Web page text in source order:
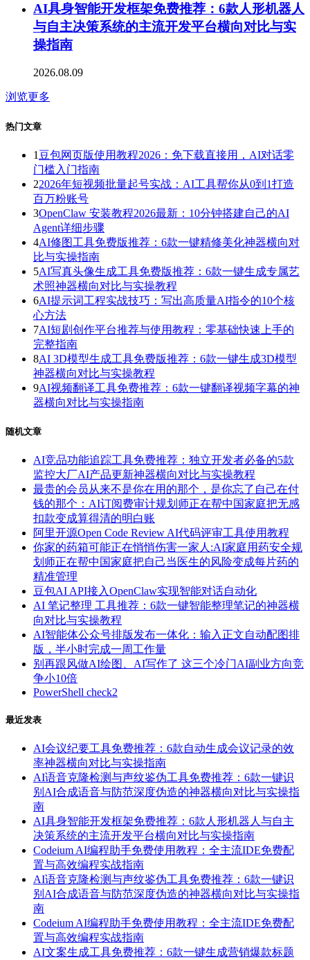
AI具身智能开发框架免费推荐：6款人形机器人
与自主决策系统的主流开发平台横向对比与实
操指南
2026.08.09
浏览更多
热门文章
1 豆包网页版使用教程2026：免下载直接用，AI对话零
门槛入门指南
22026年短视频批量起号实战：AI工具帮你从0到1打造
百万粉账号
3OpenClaw 安装教程2026最新：10分钟搭建自己的AI
Agent详细步骤
4AI修图工具免费版推荐：6款一键精修美化神器横向对
比与实操指南
5AI写真头像生成工具免费版推荐：6款一键生成专属艺
术照神器横向对比与实操教程
6AI提示词工程实战技巧：写出高质量AI指令的10个核
心方法
7AI短剧创作平台推荐与使用教程：零基础快速上手的
完整指南
8AI 3D模型生成工具免费版推荐：6款一键生成3D模型
神器横向对比与实操教程
9AI视频翻译工具免费推荐：6款一键翻译视频字幕的神
器横向对比与实操指南
随机文章
AI竞品功能追踪工具免费推荐：独立开发者必备的5款
监控大厂AI产品更新神器横向对比与实操教程
最贵的会员从来不是你在用的那个，是你忘了自己在付
钱的那个：AI订阅费审计规划师正在帮中国家庭把无感
扣款变成算得清的明白账
阿里开源Open Code Review AI代码评审工具使用教程
你家的药箱可能正在悄悄伤害一家人:AI家庭用药安全规
划师正在帮中国家庭把自己当医生的风险变成每片药的
精准管理
豆包AI API接入OpenClaw实现智能对话自动化
AI 笔记整理 工具推荐：6款一键智能整理笔记的神器横
向对比与实操教程
AI智能体公众号排版发布一体化：输入正文自动配图排
版，半小时完成一周工作量
别再跟风做AI绘图、AI写作了 这三个冷门AI副业方向竞
争小10倍
PowerShell check2
最近发表
AI会议纪要工具免费推荐：6款自动生成会议记录的效
率神器横向对比与实操指南
AI语音克隆检测与声纹鉴伪工具免费推荐：6款一键识
别AI合成语音与防范深度伪造的神器横向对比与实操指
南
AI具身智能开发框架免费推荐：6款人形机器人与自主
决策系统的主流开发平台横向对比与实操指南
Codeium AI编程助手免费使用教程：全主流IDE免费配
置与高效编程实战指南
AI语音克隆检测与声纹鉴伪工具免费推荐：6款一键识
别AI合成语音与防范深度伪造的神器横向对比与实操指
南
Codeium AI编程助手免费使用教程：全主流IDE免费配
置与高效编程实战指南
AI文案生成工具免费推荐：6款一键生成营销爆款标题